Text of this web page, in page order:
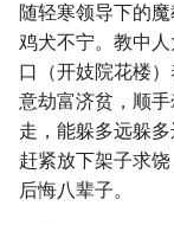
随轻寒领导下的
鸡犬不宁。教中
口（开妓院花楼
意劫富济贫，顺
走，能躲多远躲
赶紧放下架子求
后悔八辈子。